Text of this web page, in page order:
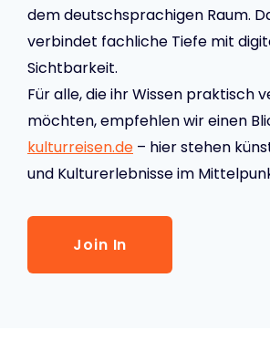
dem deutschsprachigen Raum.
verbindet fachliche Tiefe mit
Sichtbarkeit.
Für alle, die ihr Wissen praktisch
möchten, empfehlen wir einen
kulturreisen.de – hier stehen
und Kulturerlebnisse im
Join In